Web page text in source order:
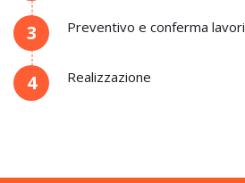
3 Preventivo e conferma lavori
4 Realizzazione